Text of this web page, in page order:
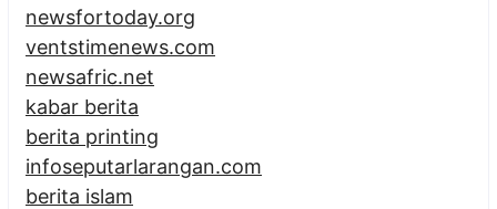
newsfortoday.org
ventstimenews.com
newsafric.net
kabar berita
berita printing
infoseputarlarangan.com
berita islam